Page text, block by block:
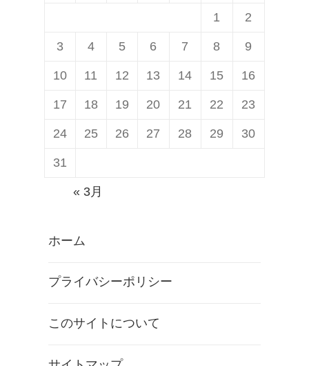
1 2
3 4 5 6 7 8 9
10 11 12 13 14 15 16
17 18 19 20 21 22 23
24 25 26 27 28 29 30
31
« 3月
ホーム
プライバシーポリシー
このサイトについて